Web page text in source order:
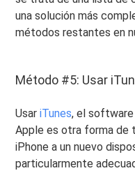
una solución más
métodos restantes en
Método #5: Usar
UsariTunes, el software
Apple es otra forma de
iPhone a un nuevo
particularmente